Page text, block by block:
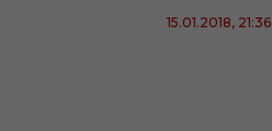
15.01.2018, 21:36